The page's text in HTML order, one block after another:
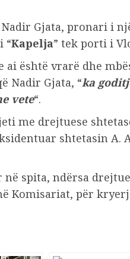
Gjata, pronari i
“Kapelja” tek porti i
ai është vrarë dhe
Nadir Gjata, “ka
vete“.
me drejtuese
shtetasin A.
spita, ndërsa
Komisariat, për